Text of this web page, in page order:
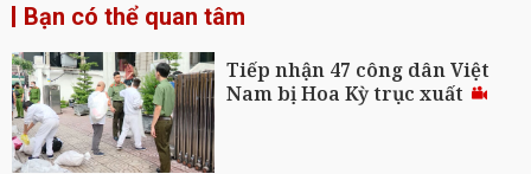
Bạn có thể quan tâm
Tiếp nhận 47 công dân Việt
Nam bị Hoa Kỳ trục xuất